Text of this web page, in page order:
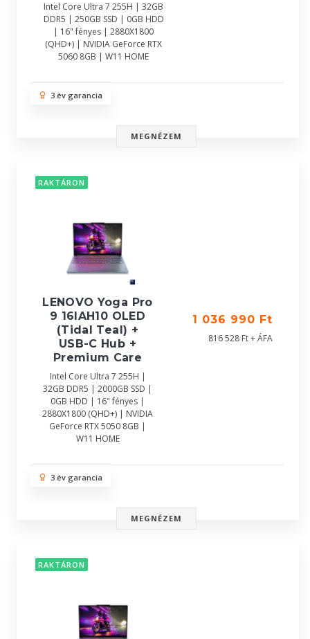
Intel Core Ultra 7 255H | 32GB
DDR5 | 250GB SSD | 0GB HDD
| 16" fényes | 2880X1800
(QHD+) | NVIDIA GeForce RTX
5060 8GB | W11 HOME
3 év garancia
MEGNÉZEM
RAKTÁRON
LENOVO Yoga Pro
9 16IAH10 OLED
(Tidal Teal) +
USB-C Hub +
Premium Care
Intel Core Ultra 7 255H |
32GB DDR5 | 2000GB SSD |
0GB HDD | 16" fényes |
2880X1800 (QHD+) | NVIDIA
GeForce RTX 5050 8GB |
W11 HOME
1 036 990 Ft
816 528 Ft + ÁFA
3 év garancia
MEGNÉZEM
RAKTÁRON